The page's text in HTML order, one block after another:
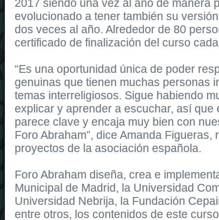
2017 siendo una vez al año de manera
evolucionado a tener también su
dos veces al año. Alrededor de 80
certificado de finalización del curso
“Es una oportunidad única de poder
genuinas que tienen muchas personas
temas interreligiosos. Sigue habiendo
explicar y aprender a escuchar, así que
parece clave y encaja muy bien con
Foro Abraham”, dice Amanda Figueras,
proyectos de la asociación española.
Foro Abraham diseña, crea e
Municipal de Madrid, la Universidad
Universidad Nebrija, la Fundación
entre otros, los contenidos de este